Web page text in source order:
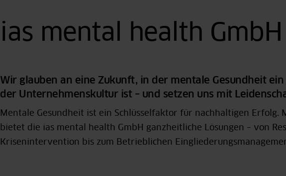
ias mental health GmbH
Wir glauben an eine Zukunft, in der mentale Gesundheit
der Unternehmenskultur ist – und setzen uns mit
Mentale Gesundheit ist ein Schlüsselfaktor für nachhaltigen Erfolg.
bietet die ias mental health GmbH ganzheitliche Lösungen – von
Krisenintervention bis zum Betrieblichen